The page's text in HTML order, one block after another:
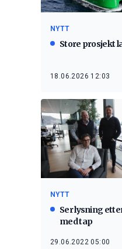
NYTT
Store prosjekt
18.06.2026 12:03
NYTT
Ser lysning
med tap
29.06.2022 05:00